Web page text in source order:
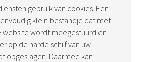
gebruik van cookies. Een
klein bestandje dat met
website wordt meegestuurd en
op de harde schijf van uw
opgeslagen. Daarmee kan